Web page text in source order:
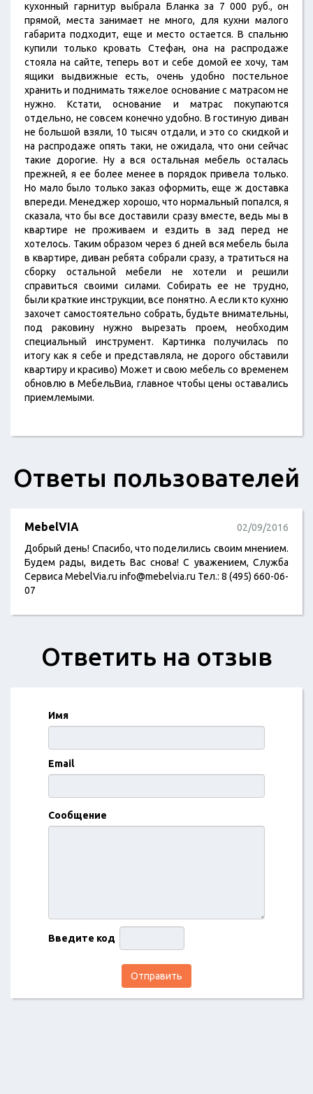
кухонный гарнитур выбрала Бланка за 7 000 руб., он
прямой, места занимает не много, для кухни малого
габарита подходит, еще и место остается. В спальню
купили только кровать Стефан, она на распродаже
стояла на сайте, теперь вот и себе домой ее хочу, там
ящики выдвижные есть, очень удобно постельное
хранить и поднимать тяжелое основание с матрасом не
нужно. Кстати, основание и матрас покупаются
отдельно, не совсем конечно удобно. В гостиную диван
не большой взяли, 10 тысяч отдали, и это со скидкой и
на распродаже опять таки, не ожидала, что они сейчас
такие дорогие. Ну а вся остальная мебель осталась
прежней, я ее более менее в порядок привела только.
Но мало было только заказ оформить, еще ж доставка
впереди. Менеджер хорошо, что нормальный попался, я
сказала, что бы все доставили сразу вместе, ведь мы в
квартире не проживаем и ездить в зад перед не
хотелось. Таким образом через 6 дней вся мебель была
в квартире, диван ребята собрали сразу, а тратиться на
сборку остальной мебели не хотели и решили
справиться своими силами. Собирать ее не трудно,
были краткие инструкции, все понятно. А если кто кухню
захочет самостоятельно собрать, будьте внимательны,
под раковину нужно вырезать проем, необходим
специальный инструмент. Картинка получилась по
итогу как я себе и представляла, не дорого обставили
квартиру и красиво) Может и свою мебель со временем
обновлю в МебельВиа, главное чтобы цены оставались
приемлемыми.
Ответы пользователей
MebelVIA
02/09/2016
Добрый день! Спасибо, что поделились своим мнением.
Будем рады, видеть Вас снова! С уважением, Служба
Сервиса MebelVia.ru info@mebelvia.ru Тел.: 8 (495) 660-06-
07
Ответить на отзыв
Имя
Email
Сообщение
Введите код
Отправить